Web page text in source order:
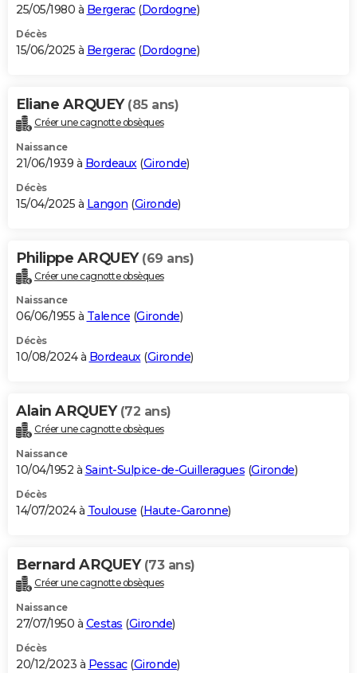
25/05/1980 à Bergerac(Dordogne)
Décès
15/06/2025 à Bergerac(Dordogne)
Eliane ARQUEY (85 ans)
Créer une cagnotte obsèques
Naissance
21/06/1939 à Bordeaux (Gironde)
Décès
15/04/2025 à Langon (Gironde)
Philippe ARQUEY (69 ans)
Créer une cagnotte obsèques
Naissance
06/06/1955 à Talence (Gironde)
Décès
10/08/2024 à Bordeaux(Gironde)
Alain ARQUEY (72 ans)
Créer une cagnotte obsèques
Naissance
10/04/1952 à Saint-Sulpice-de-Guilleragues (Gironde)
Décès
14/07/2024 à Toulouse (Haute-Garonne)
Bernard ARQUEY (73 ans)
Créer une cagnotte obsèques
Naissance
27/07/1950 à Cestas (Gironde)
Décès
20/12/2023 à Pessac(Gironde)